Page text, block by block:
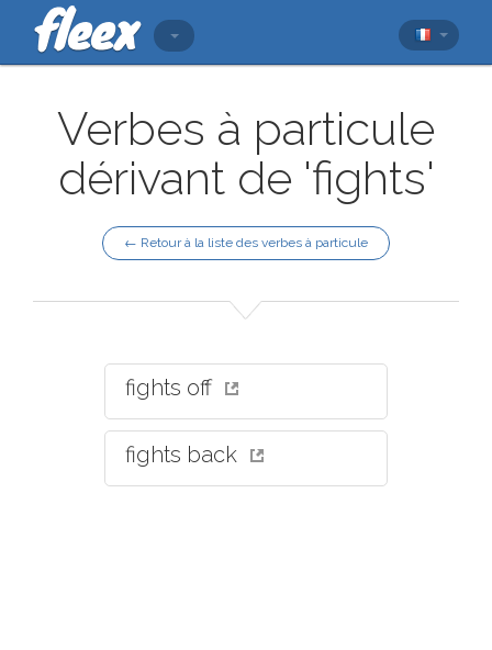
Verbes à particule
dérivant de 'fights'
← Retour à la liste des verbes à particule
fights off
fights back